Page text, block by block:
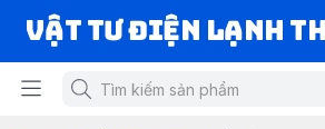
VẬT TƯ ĐIỆN LẠNH